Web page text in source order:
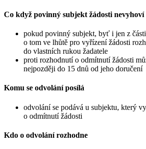
Co když povinný subjekt žádosti nevyhoví
pokud povinný subjekt, byť i jen z
o tom ve lhůtě pro vyřízení žádosti
do vlastních rukou žadatele
proti rozhodnutí o odmítnutí žádosti
nejpozději do 15 dnů od jeho doručení
Komu se odvolání posílá
odvolání se podává u subjektu, který
o odmítnutí žádosti
Kdo o odvolání rozhodne